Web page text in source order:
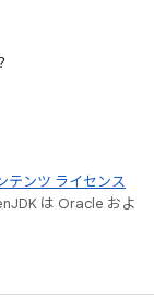
テンツ ライセンス
は Oracle およ